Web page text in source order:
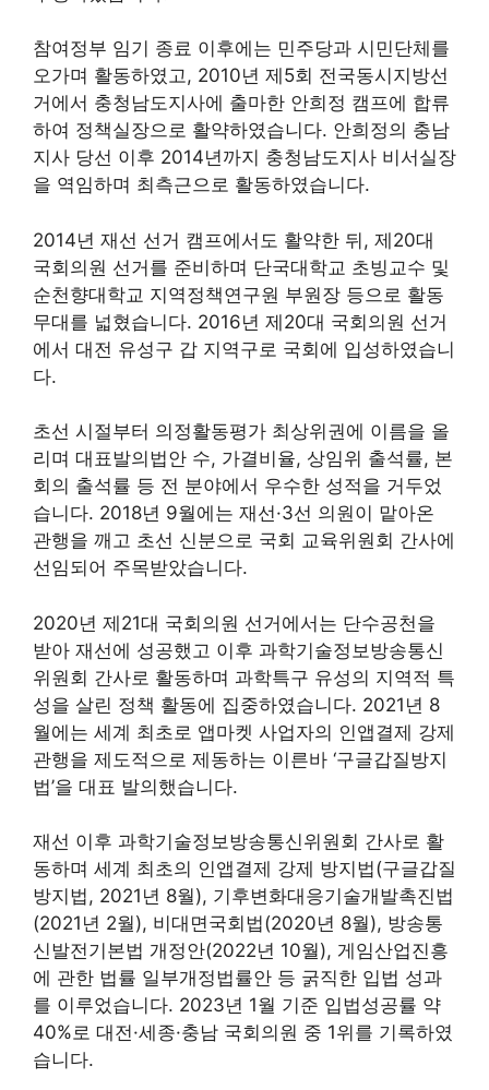
참여정부 임기 종료 이후에는 민주당과 시민단체를
오가며 활동하였고, 2010년 제5회 전국동시지방선
거에서 충청남도지사에 출마한 안희정 캠프에 합류
하여 정책실장으로 활약하였습니다. 안희정의 충남
지사 당선 이후 2014년까지 충청남도지사 비서실장
을 역임하며 최측근으로 활동하였습니다.
2014년 재선 선거 캠프에서도 활약한 뒤, 제20대
국회의원 선거를 준비하며 단국대학교 초빙교수 및
순천향대학교 지역정책연구원 부원장 등으로 활동
무대를 넓혔습니다. 2016년 제20대 국회의원 선거
에서 대전 유성구 갑 지역구로 국회에 입성하였습니
다.
초선 시절부터 의정활동평가 최상위권에 이름을 올
리며 대표발의법안 수, 가결비율, 상임위 출석률, 본
회의 출석률 등 전 분야에서 우수한 성적을 거두었
습니다. 2018년 9월에는 재선·3선 의원이 맡아온
관행을 깨고 초선 신분으로 국회 교육위원회 간사에
선임되어 주목받았습니다.
2020년 제21대 국회의원 선거에서는 단수공천을
받아 재선에 성공했고 이후 과학기술정보방송통신
위원회 간사로 활동하며 과학특구 유성의 지역적 특
성을 살린 정책 활동에 집중하였습니다. 2021년 8
월에는 세계 최초로 앱마켓 사업자의 인앱결제 강제
관행을 제도적으로 제동하는 이른바 ‘구글갑질방지
법’을 대표 발의했습니다.
재선 이후 과학기술정보방송통신위원회 간사로 활
동하며 세계 최초의 인앱결제 강제 방지법(구글갑질
방지법, 2021년 8월), 기후변화대응기술개발촉진법
(2021년 2월), 비대면국회법(2020년 8월), 방송통
신발전기본법 개정안(2022년 10월), 게임산업진흥
에 관한 법률 일부개정법률안 등 굵직한 입법 성과
를 이루었습니다. 2023년 1월 기준 입법성공률 약
40%로 대전·세종·충남 국회의원 중 1위를 기록하였
습니다.